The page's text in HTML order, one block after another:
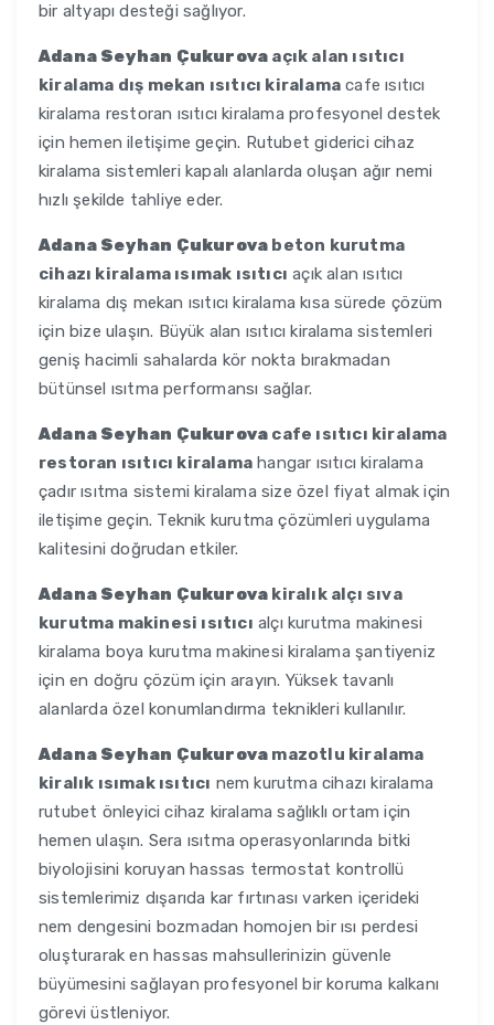
bir altyapı desteği sağlıyor.
Adana Seyhan Çukurova açık alan ısıtıcı
kiralama dış mekan ısıtıcı kiralama cafe ısıtıcı
kiralama restoran ısıtıcı kiralama profesyonel destek
için hemen iletişime geçin. Rutubet giderici cihaz
kiralama sistemleri kapalı alanlarda oluşan ağır nemi
hızlı şekilde tahliye eder.
Adana Seyhan Çukurova beton kurutma
cihazı kiralama ısımak ısıtıcı açık alan ısıtıcı
kiralama dış mekan ısıtıcı kiralama kısa sürede çözüm
için bize ulaşın. Büyük alan ısıtıcı kiralama sistemleri
geniş hacimli sahalarda kör nokta bırakmadan
bütünsel ısıtma performansı sağlar.
Adana Seyhan Çukurova cafe ısıtıcı kiralama
restoran ısıtıcı kiralama hangar ısıtıcı kiralama
çadır ısıtma sistemi kiralama size özel fiyat almak için
iletişime geçin. Teknik kurutma çözümleri uygulama
kalitesini doğrudan etkiler.
Adana Seyhan Çukurova kiralık alçı sıva
kurutma makinesi ısıtıcı alçı kurutma makinesi
kiralama boya kurutma makinesi kiralama şantiyeniz
için en doğru çözüm için arayın. Yüksek tavanlı
alanlarda özel konumlandırma teknikleri kullanılır.
Adana Seyhan Çukurova mazotlu kiralama
kiralık ısımak ısıtıcı nem kurutma cihazı kiralama
rutubet önleyici cihaz kiralama sağlıklı ortam için
hemen ulaşın. Sera ısıtma operasyonlarında bitki
biyolojisini koruyan hassas termostat kontrollü
sistemlerimiz dışarıda kar fırtınası varken içerideki
nem dengesini bozmadan homojen bir ısı perdesi
oluşturarak en hassas mahsullerinizin güvenle
büyümesini sağlayan profesyonel bir koruma kalkanı
görevi üstleniyor.